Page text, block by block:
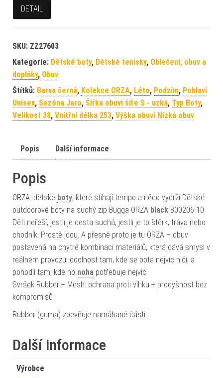
DETAIL
SKU: ZZ27603
Kategorie: Dětské boty, Dětské tenisky, Oblečení, obuv a
doplňky, Obuv
Štítků: Barva černá, Kolekce ORZA, Léto, Podzim, Pohlaví
Unisex, Sezóna Jaro, Šířka obuvi šíře S - uzká, Typ Boty,
Velikost 38, Vnitřní délka 253, Výška obuvi Nízká obuv
Popis Další informace
Popis
ORZA: dětské boty, které stíhají tempo a něco vydrží Dětské
outdoorové boty na suchý zip Bugga ORZA black B00206-10
Děti neřeší, jestli je cesta suchá, jestli je to štěrk, tráva nebo
chodník. Prostě jdou. A přesně proto je tu ORZA – obuv
postavená na chytré kombinaci materiálů, která dává smysl v
reálném provozu: odolnost tam, kde se bota nejvíc ničí, a
pohodlí tam, kde ho noha potřebuje nejvíc.
Svršek Rubber + Mesh: ochrana proti vlhku + prodyšnost bez
kompromisů
Rubber (guma) zpevňuje namáhané části…
Další informace
Výrobce